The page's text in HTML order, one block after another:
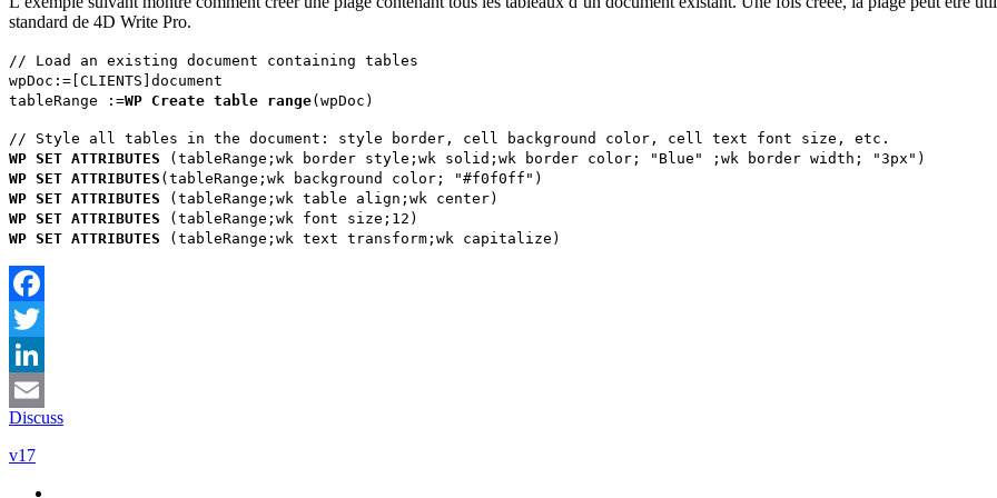
standard de 4D Write Pro.
// Load an existing document containing tables
wpDoc :=[CLIENTS]document
tableRange :=WP Create table range( wpDoc )
// Style all tables in the document: style border, cell background color, cell text font size, etc.
WP SET ATTRIBUTES ( tableRange ; wk border style ; wk solid ; wk border color ; "Blue" ; wk border width ; "3px")
WP SET ATTRIBUTES ( tableRange ; wk background color ; "#f0f0ff")
WP SET ATTRIBUTES ( tableRange ; wk table align ; wk center)
WP SET ATTRIBUTES ( tableRange ; wk font size ;12)
WP SET ATTRIBUTES ( tableRange ; wk text transform ; wk capitalize )
Facebook
Twitter
LinkedIn
Email
Discuss
v17